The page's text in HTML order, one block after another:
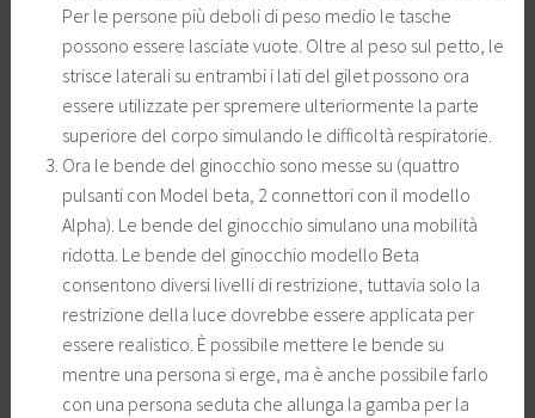
Per le persone più deboli di peso medio le tasche
possono essere lasciate vuote. Oltre al peso sul petto, le
strisce laterali su entrambi i lati del gilet possono ora
essere utilizzate per spremere ulteriormente la parte
superiore del corpo simulando le difficoltà respiratorie.
Ora le bende del ginocchio sono messe su (quattro
pulsanti con Model beta, 2 connettori con il modello
Alpha). Le bende del ginocchio simulano una mobilità
ridotta. Le bende del ginocchio modello Beta
consentono diversi livelli di restrizione, tuttavia solo la
restrizione della luce dovrebbe essere applicata per
essere realistico. È possibile mettere le bende su
mentre una persona si erge, ma è anche possibile farlo
con una persona seduta che allunga la gamba per la